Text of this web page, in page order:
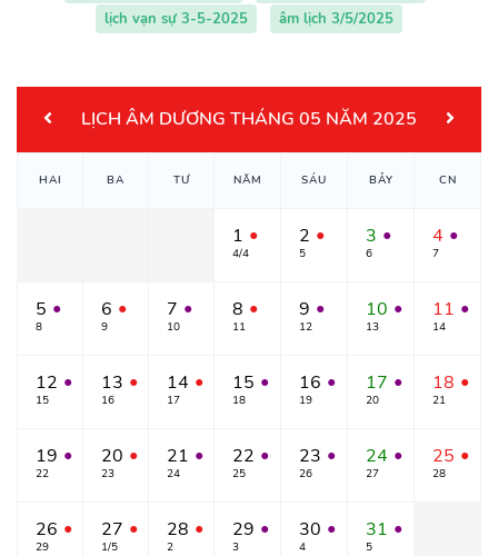
lịch vạn sự 3-5-2025
âm lịch 3/5/2025
LỊCH ÂM DƯƠNG THÁNG 05 NĂM 2025
HAI BA TƯ NĂM SÁU BẢY CN
1 ●
4/4
2 ●
5
3 ●
6
4 ●
7
5 ●
8
6 ●
9
7 ●
10
8 ●
11
9 ●
12
10 ●
13
11 ●
14
12 ●
15
13 ●
16
14 ●
17
15 ●
18
16 ●
19
17 ●
20
18 ●
21
19 ●
22
20 ●
23
21 ●
24
22 ●
25
23 ●
26
24 ●
27
25 ●
28
26 ●
29
27 ●
1/5
28 ●
2
29 ●
3
30 ●
4
31 ●
5